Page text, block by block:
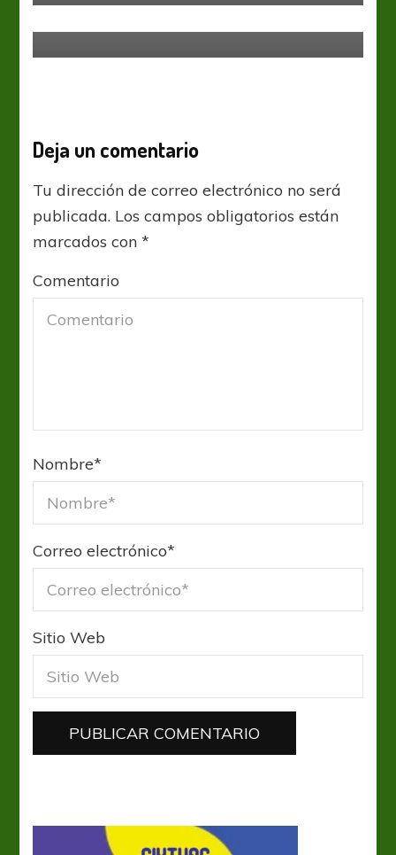
Deja un comentario
Tu dirección de correo electrónico no será
publicada. Los campos obligatorios están
marcados con*
Comentario
Nombre*
Correo electrónico*
Sitio Web